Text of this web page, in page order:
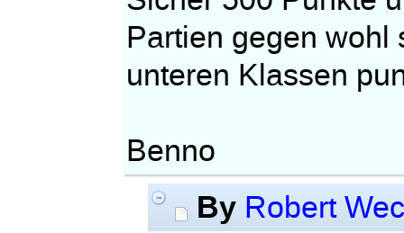
Partien gegen wohl
unteren Klassen
Benno
By Robert